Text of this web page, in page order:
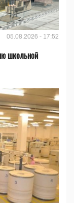
05.08.2026 - 17:52
школьной